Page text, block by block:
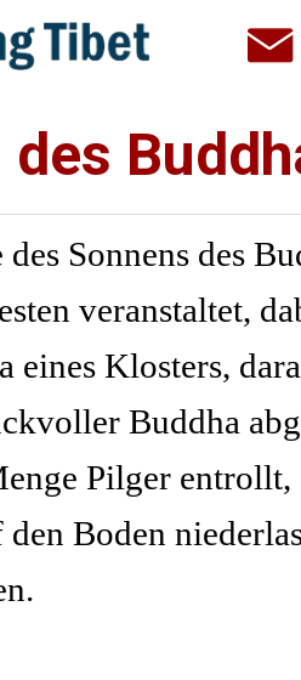
des
Sonnens des
veranstaltet,
eines Klosters,
Buddha
Pilger entrollt,
Boden